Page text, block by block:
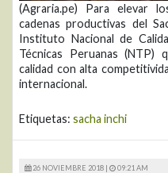
(Agraria.pe) Para elevar
cadenas productivas del
Instituto Nacional de
Técnicas Peruanas (NTP)
calidad con alta
internacional.
Etiquetas: sacha inchi
26 NOVIEMBRE 2018 | 09:21 AM